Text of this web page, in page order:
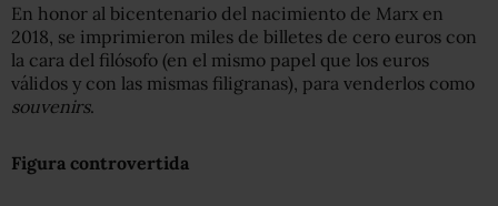
En honor al bicentenario del nacimiento de Marx en
2018, se imprimieron miles de billetes de cero euros con
la cara del filósofo (en el mismo papel que los euros
válidos y con las mismas filigranas), para venderlos como
souvenirs.
Figura controvertida